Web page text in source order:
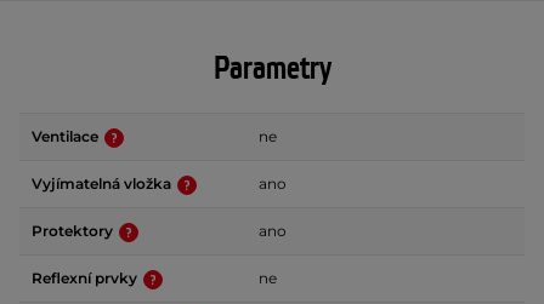
Parametry
Ventilace ne
Vyjímatelná vložka ano
Protektory ano
Reflexní prvky ne